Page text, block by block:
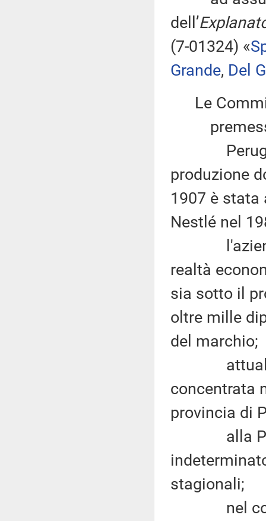
dell’
(7-01324) «
Grande, Del
Le
Perugina
produzione
1907 è
Nestlé nel
l'azienda
realtà
sia sotto il
oltre mille
del marchio;
concentrata
provincia di
alla
stagionali;
nel corso